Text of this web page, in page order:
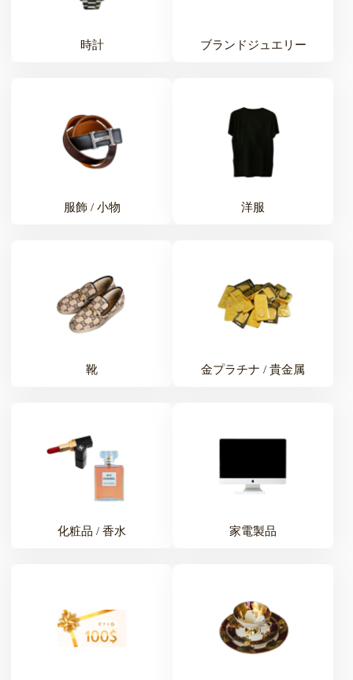
時計 ブランドジュエリー
服飾 / 小物 洋服
靴 金プラチナ / 貴金属
化粧品 / 香水 家電製品